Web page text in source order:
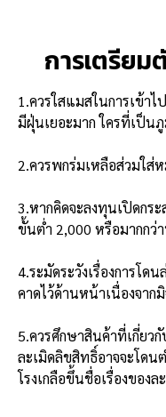
การเตรียม
1.ควรใสแมสในการเข้า
มีฝุ่นเยอะมาก ใครที่เป็
2.ควรพกร่มเหลือส่วมใส่
3.หากคิดจะลงทุนเปิดกร
ขั้นต่ำ 2,000 หรือมากกว่
4.ระมัดระวังเรื่องการโด
คาดไว้ด้านหน้าเนื่องจาก
5.ควรศึกษาสินค้าที่เกี่ยว
ละเมิดลิขสิทธิ์อาจจะโดน
โรงเกลือขึ้นชื่อเรื่องของ